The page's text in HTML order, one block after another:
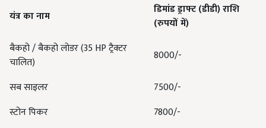
यंत्र का नाम
डिमांड ड्राफ्ट (डीडी) राशि
(रुपयों में)
बैकहो / बैकहो लोडर (35 HP ट्रैक्टर
चालित)
8000/-
सब साइलर
7500/-
स्टोन पिकर
7800/-